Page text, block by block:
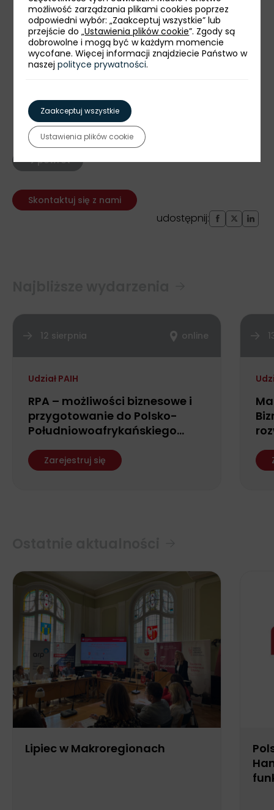
powrót
Skontaktuj się z nami
udostępnij:
12 sierpnia online
Udział PAIH
RPA – możliwości biznesowe i
przygotowanie do Polsko-
Południowoafrykańskiego
Zarejestruj się
Lipiec w Makroregionach
możliwość zarządzania plikami cookies poprzez
odpowiedni wybór: „Zaakceptuj wszystkie” lub
przejście do „Ustawienia plików cookie”. Zgody są
dobrowolne i mogą być w każdym momencie
wycofane. Więcej informacji znajdziecie Państwo w
naszejpolityce prywatności.
Zaakceptuj wszystkie
Ustawienia plików cookie